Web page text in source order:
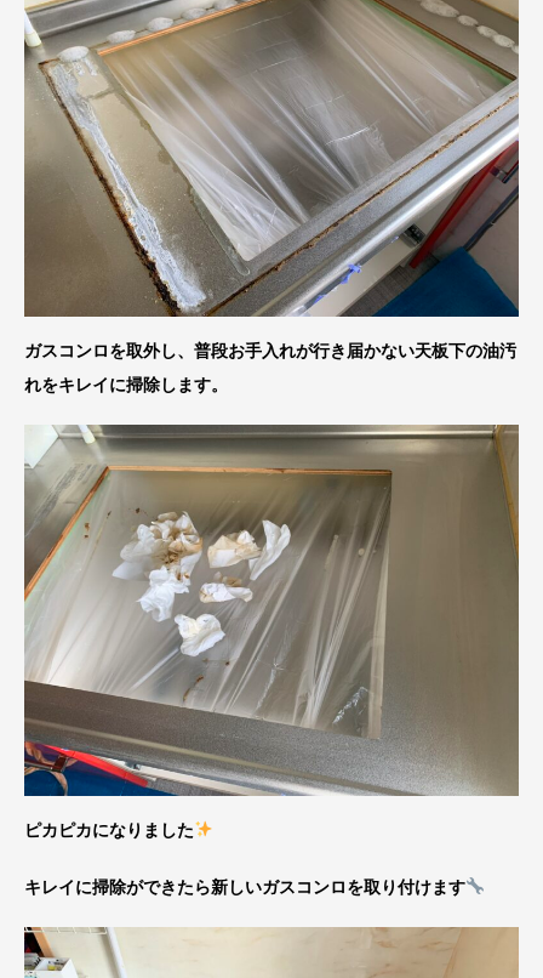
ガスコンロを取外し、普段お手入れが行き届かない天板下の油汚
れをキレイに掃除します。
ピカピカになりました
キレイに掃除ができたら新しいガスコンロを取り付けます